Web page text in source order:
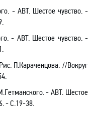
. - АВТ. Шестое чувство. -
.- АВТ. Шестое чувство. -
П.Караченцова. //Вокруг
- АВТ. Шестое
- С.19-38.